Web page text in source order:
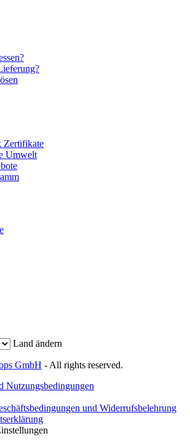
Zertifikate
Umwelt
Land ändern
GmbH - All rights reserved.
Nutzungsbedingungen
und Widerrufsbelehrung